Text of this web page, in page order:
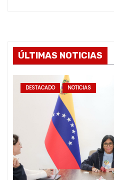
ÚLTIMAS NOTICIAS
DESTACADO NOTICIAS